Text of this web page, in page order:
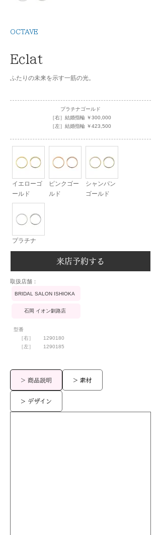
OCTAVE
Eclat
ふたりの未来を示す一筋の光。
プラチナゴールド
［右］結婚指輪 ￥300,000
［左］結婚指輪 ￥423,500
イエローゴ
ールド
プラチナ
ピンクゴー
ルド
シャンパン
ゴールド
来店予約する
​取扱店舗：
BRIDAL SALON ISHIOKA
石岡 イオン釧路店
型番
［右］
［左］
1290180
1290185
> 商品説明 > 素材
> デザイン